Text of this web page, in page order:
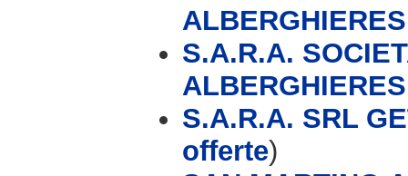
S.A.R.A.
S.A.R.A. SRL
offerte)